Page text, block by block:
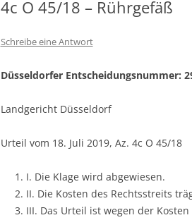
4c O 45/18 – Rührgefäß
Schreibe eine Antwort
Düsseldorfer Entscheidungsnummer:
Landgericht Düsseldorf
Urteil vom 18. Juli 2019, Az. 4c O 45/18
I. Die Klage wird abgewiesen.
II. Die Kosten des Rechtsstreits
III. Das Urteil ist wegen der